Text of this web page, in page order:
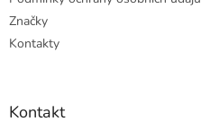
Značky
Kontakty
Kontakt